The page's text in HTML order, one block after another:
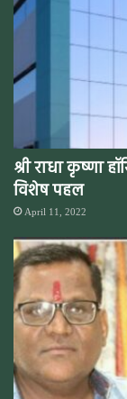
श्री राधा कृष्णा
विशेष पहल
April 11, 2022